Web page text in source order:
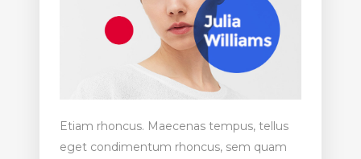
Etiam rhoncus. Maecenas tempus, tellus
eget condimentum rhoncus, sem quam